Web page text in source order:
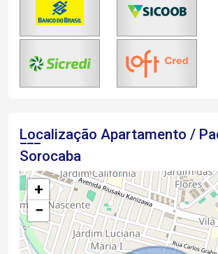
Localização Apartamento /
Sorocaba
+
−